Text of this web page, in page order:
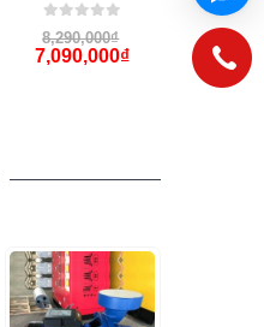
0 out of 5
8,290,000₫
7,090,000₫